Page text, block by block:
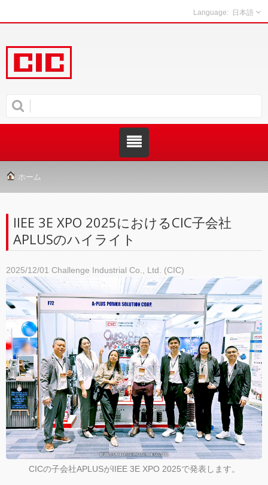
日本語
ホーム
IIEE 3E XPO 2025におけるCIC子会社
APLUSのハイライト
2025/12/01 Challenge Industrial Co., Ltd. (CIC)
CICの子会社APLUSがIIEE 3E XPO 2025で発表します。